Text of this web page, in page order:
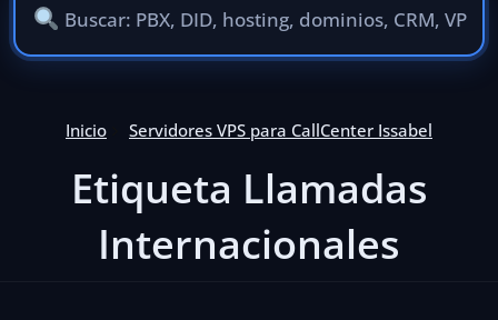
Inicio Servidores VPS para CallCenter Issabel
Etiqueta Llamadas
Internacionales